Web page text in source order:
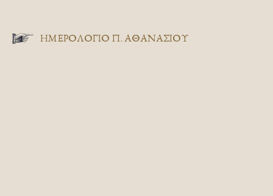
ΗΜΕΡΟΛΟΓΙΟ Π. ΑΘΑΝΑΣΙΟΥ